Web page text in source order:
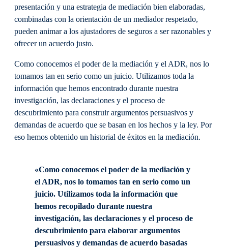
presentación y una estrategia de mediación bien elaboradas,
combinadas con la orientación de un mediador respetado,
pueden animar a los ajustadores de seguros a ser razonables y
ofrecer un acuerdo justo.
Como conocemos el poder de la mediación y el ADR, nos lo
tomamos tan en serio como un juicio. Utilizamos toda la
información que hemos encontrado durante nuestra
investigación, las declaraciones y el proceso de
descubrimiento para construir argumentos persuasivos y
demandas de acuerdo que se basan en los hechos y la ley. Por
eso hemos obtenido un historial de éxitos en la mediación.
«Como conocemos el poder de la mediación y
el ADR, nos lo tomamos tan en serio como un
juicio. Utilizamos toda la información que
hemos recopilado durante nuestra
investigación, las declaraciones y el proceso de
descubrimiento para elaborar argumentos
persuasivos y demandas de acuerdo basadas